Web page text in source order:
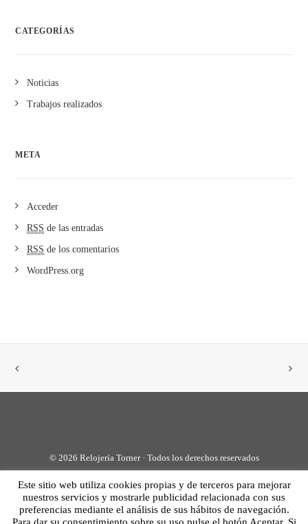
CATEGORÍAS
Noticias
Trabajos realizados
META
Acceder
RSS de las entradas
RSS de los comentarios
WordPress.org
© 2026 Relojería Torner · Todos los derechos reservados
Aviso legal· Política de privacidad·Política de cookies · Diseño:
tallerdesoft.net
Este sitio web utiliza cookies propias y de terceros para mejorar
nuestros servicios y mostrarle publicidad relacionada con sus
preferencias mediante el análisis de sus hábitos de navegación.